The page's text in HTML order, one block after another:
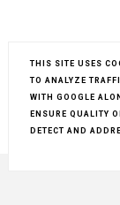
THIS SITE USES
TO ANALYZE
WITH GOOGLE
ENSURE QUALITY
DETECT AND